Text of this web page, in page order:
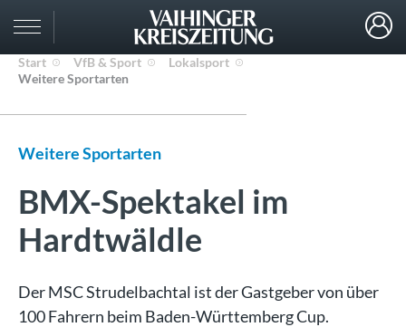
Start VfB & Sport
Lokalsport
Weitere Sportarten
Weitere Sportarten
BMX-Spektakel im
Hardtwäldle
Der MSC Strudelbachtal ist der Gastgeber von über
100 Fahrern beim Baden-Württemberg Cup.